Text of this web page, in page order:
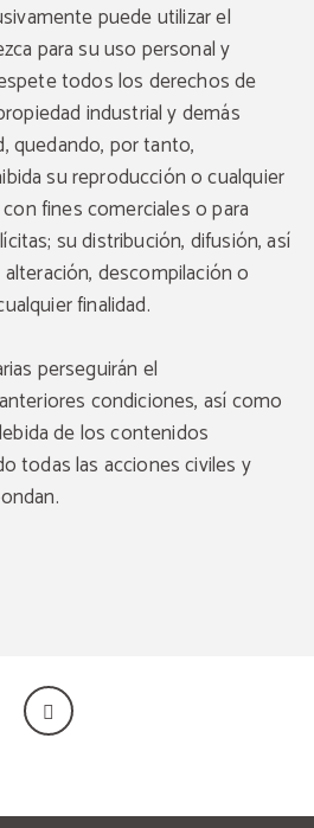
puede utilizar el
para su uso personal y
todos los derechos de
industrial y demás
quedando, por tanto,
su reproducción o cualquier
fines comerciales o para
su distribución, difusión, así
descompilación o
finalidad.
perseguirán el
condiciones, así como
de los contenidos
todas las acciones civiles y